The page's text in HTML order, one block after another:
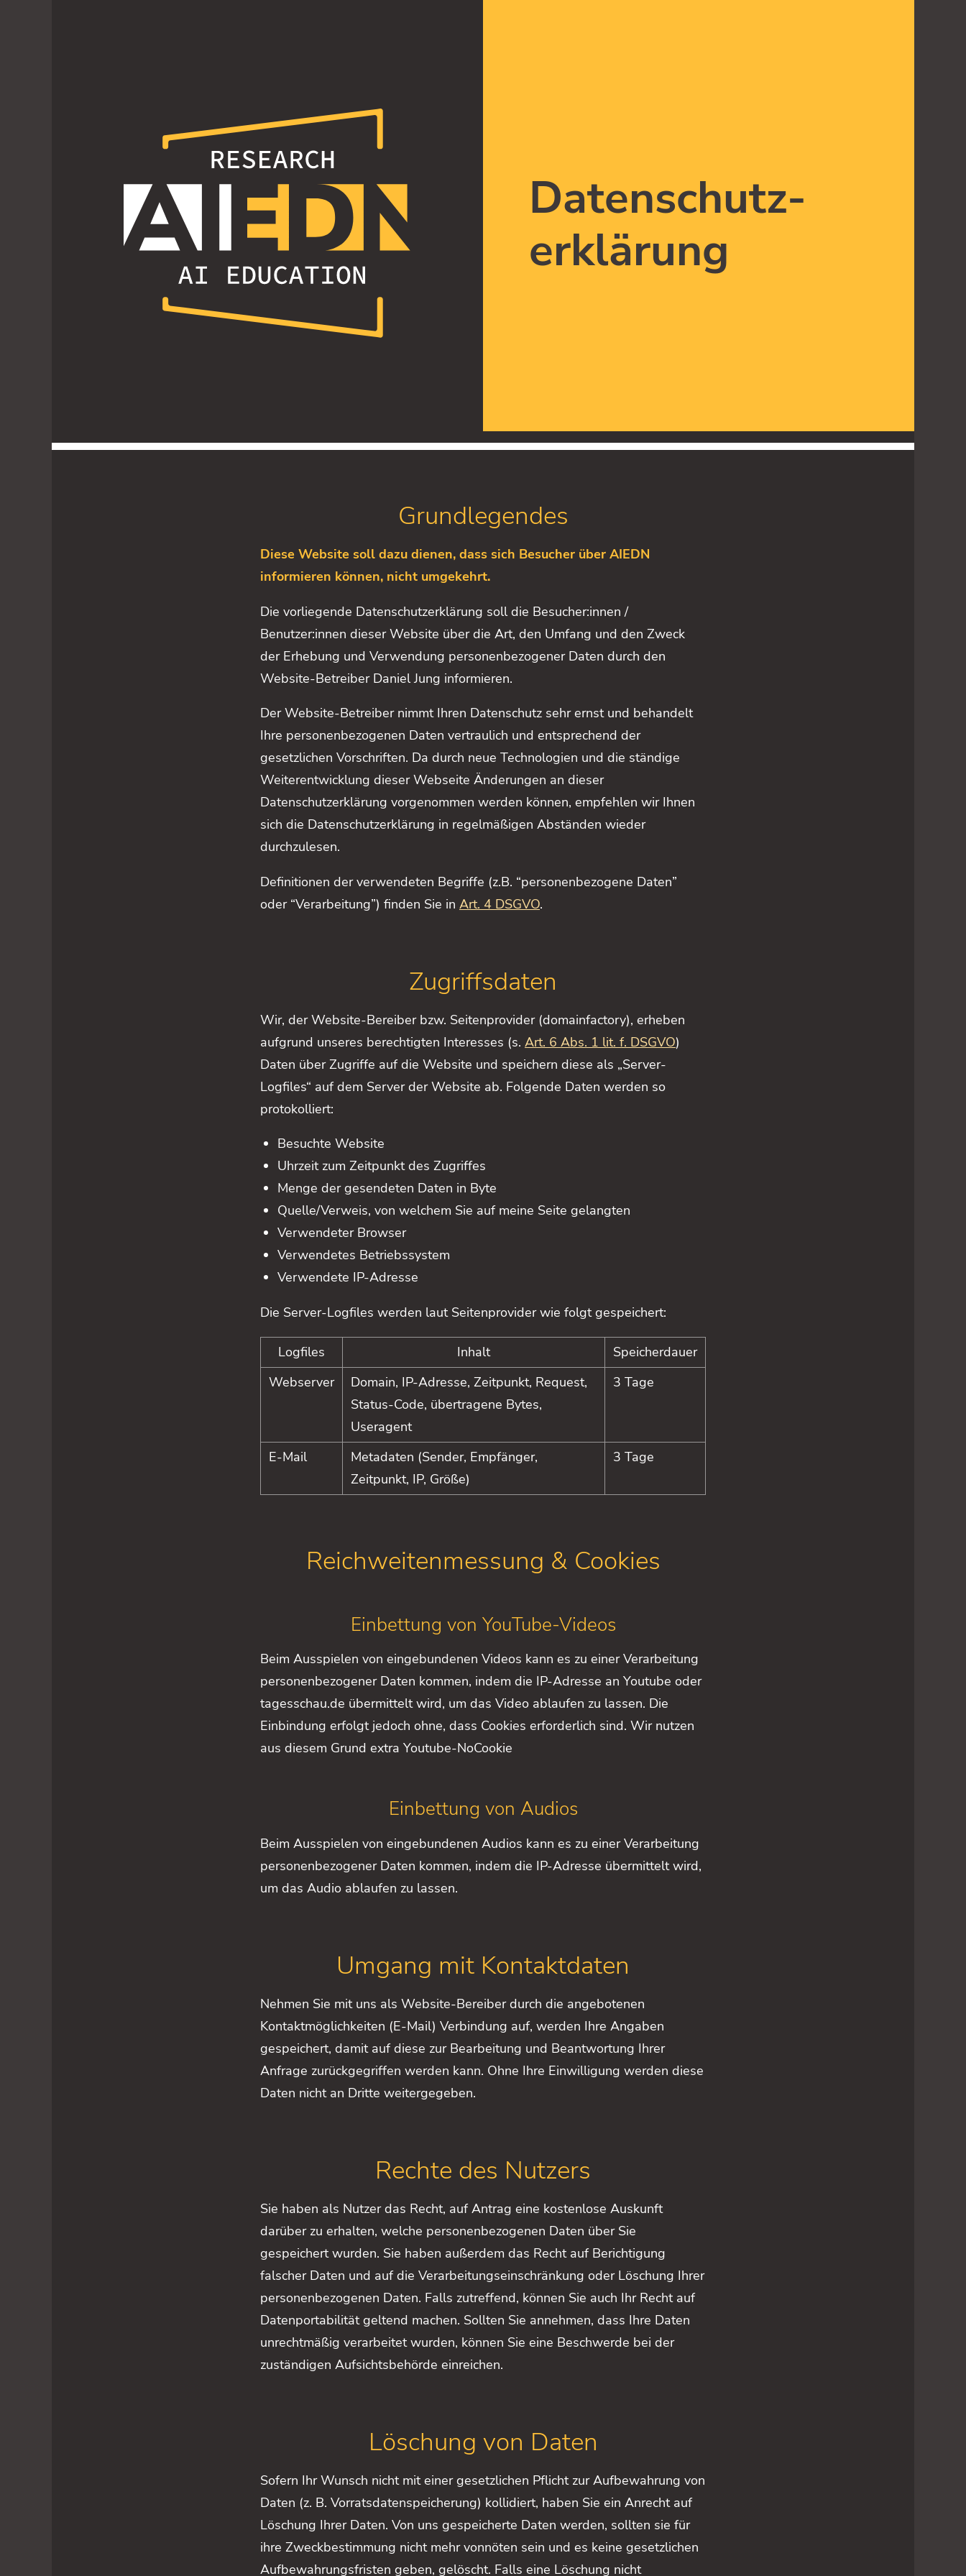
Datenschutz­
erklärung
Grundlegendes
Diese Website soll dazu dienen, dass sich Besucher über AIEDN
informieren können, nicht umgekehrt.
Die vorliegende Datenschutzerklärung soll die Besucher:innen /
Benutzer:innen dieser Website über die Art, den Umfang und den Zweck
der Erhebung und Verwendung personenbezogener Daten durch den
Website-Betreiber Daniel Jung informieren.
Der Website-Betreiber nimmt Ihren Datenschutz sehr ernst und behandelt
Ihre personenbezogenen Daten vertraulich und entsprechend der
gesetzlichen Vorschriften. Da durch neue Technologien und die ständige
Weiterentwicklung dieser Webseite Änderungen an dieser
Datenschutzerklärung vorgenommen werden können, empfehlen wir Ihnen
sich die Datenschutzerklärung in regelmäßigen Abständen wieder
durchzulesen.
Definitionen der verwendeten Begriffe (z.B. “personenbezogene Daten”
oder “Verarbeitung”) finden Sie in Art. 4 DSGVO.
Zugriffsdaten
Wir, der Website-Bereiber bzw. Seitenprovider (domainfactory), erheben
aufgrund unseres berechtigten Interesses (s. Art. 6 Abs. 1 lit. f. DSGVO)
Daten über Zugriffe auf die Website und speichern diese als „Server-
Logfiles“ auf dem Server der Website ab. Folgende Daten werden so
protokolliert:
Besuchte Website
Uhrzeit zum Zeitpunkt des Zugriffes
Menge der gesendeten Daten in Byte
Quelle/Verweis, von welchem Sie auf meine Seite gelangten
Verwendeter Browser
Verwendetes Betriebssystem
Verwendete IP-Adresse
Die Server-Logfiles werden laut Seitenprovider wie folgt gespeichert:
Logfiles Inhalt
Speicherdauer
Webserver
Domain, IP-Adresse, Zeitpunkt, Request,
Status-Code, übertragene Bytes,
Useragent
3 Tage
E-Mail
Metadaten (Sender, Empfänger,
Zeitpunkt, IP, Größe)
3 Tage
Reichweitenmessung & Cookies
Einbettung von YouTube-Videos
Beim Ausspielen von eingebundenen Videos kann es zu einer Verarbeitung
personenbezogener Daten kommen, indem die IP-Adresse an Youtube oder
tagesschau.de übermittelt wird, um das Video ablaufen zu lassen. Die
Einbindung erfolgt jedoch ohne, dass Cookies erforderlich sind. Wir nutzen
aus diesem Grund extra Youtube-NoCookie
Einbettung von Audios
Beim Ausspielen von eingebundenen Audios kann es zu einer Verarbeitung
personenbezogener Daten kommen, indem die IP-Adresse übermittelt wird,
um das Audio ablaufen zu lassen.
Umgang mit Kontaktdaten
Nehmen Sie mit uns als Website-Bereiber durch die angebotenen
Kontaktmöglichkeiten (E-Mail) Verbindung auf, werden Ihre Angaben
gespeichert, damit auf diese zur Bearbeitung und Beantwortung Ihrer
Anfrage zurückgegriffen werden kann. Ohne Ihre Einwilligung werden diese
Daten nicht an Dritte weitergegeben.
Rechte des Nutzers
Sie haben als Nutzer das Recht, auf Antrag eine kostenlose Auskunft
darüber zu erhalten, welche personenbezogenen Daten über Sie
gespeichert wurden. Sie haben außerdem das Recht auf Berichtigung
falscher Daten und auf die Verarbeitungseinschränkung oder Löschung Ihrer
personenbezogenen Daten. Falls zutreffend, können Sie auch Ihr Recht auf
Datenportabilität geltend machen. Sollten Sie annehmen, dass Ihre Daten
unrechtmäßig verarbeitet wurden, können Sie eine Beschwerde bei der
zuständigen Aufsichtsbehörde einreichen.
Löschung von Daten
Sofern Ihr Wunsch nicht mit einer gesetzlichen Pflicht zur Aufbewahrung von
Daten (z. B. Vorratsdatenspeicherung) kollidiert, haben Sie ein Anrecht auf
Löschung Ihrer Daten. Von uns gespeicherte Daten werden, sollten sie für
ihre Zweckbestimmung nicht mehr vonnöten sein und es keine gesetzlichen
Aufbewahrungsfristen geben, gelöscht. Falls eine Löschung nicht